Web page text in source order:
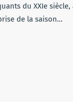
du XXIe siècle,
de la saison…